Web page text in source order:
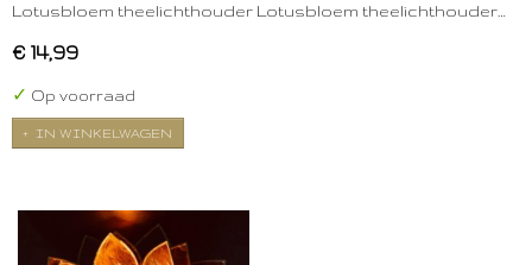
Lotusbloem theelichthouder Lotusbloem theelichthouder…
€ 14,99
✓ Op voorraad
IN WINKELWAGEN